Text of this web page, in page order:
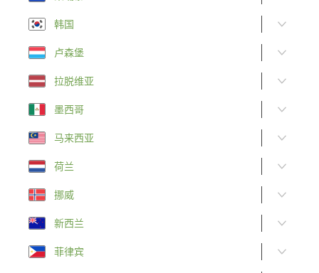
韩国
卢森堡
拉脱维亚
墨西哥
马来西亚
荷兰
挪威
新西兰
菲律宾